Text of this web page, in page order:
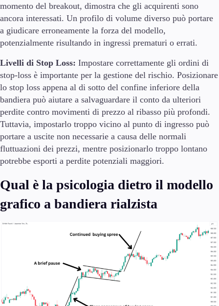
momento del breakout, dimostra che gli acquirenti sono
ancora interessati. Un profilo di volume diverso può portare
a giudicare erroneamente la forza del modello,
potenzialmente risultando in ingressi prematuri o errati.
Livelli di Stop Loss: Impostare correttamente gli ordini di
stop-loss è importante per la gestione del rischio. Posizionare
lo stop loss appena al di sotto del confine inferiore della
bandiera può aiutare a salvaguardare il conto da ulteriori
perdite contro movimenti di prezzo al ribasso più profondi.
Tuttavia, impostarlo troppo vicino al punto di ingresso può
portare a uscite non necessarie a causa delle normali
fluttuazioni dei prezzi, mentre posizionarlo troppo lontano
potrebbe esporti a perdite potenziali maggiori.
Qual è la psicologia dietro il modello
grafico a bandiera rialzista